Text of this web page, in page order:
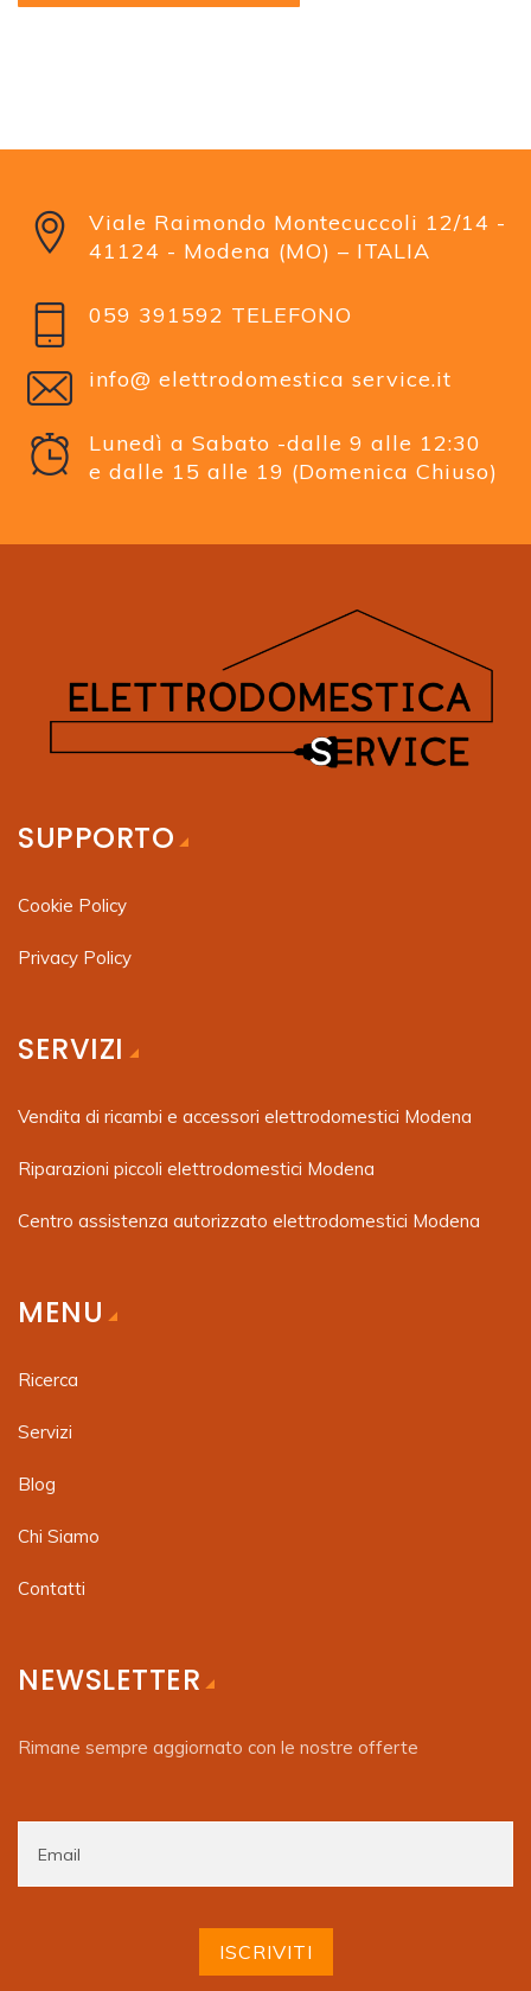
Viale Raimondo Montecuccoli 12/14 -
41124 - Modena (MO) – ITALIA
059 391592 TELEFONO
info@ elettrodomestica service.it
Lunedì a Sabato -dalle 9 alle 12:30
e dalle 15 alle 19 (Domenica Chiuso)
SUPPORTO
Cookie Policy
Privacy Policy
SERVIZI
Vendita di ricambi e accessori elettrodomestici Modena
Riparazioni piccoli elettrodomestici Modena
Centro assistenza autorizzato elettrodomestici Modena
MENU
Ricerca
Servizi
Blog
Chi Siamo
Contatti
NEWSLETTER
Rimane sempre aggiornato con le nostre offerte